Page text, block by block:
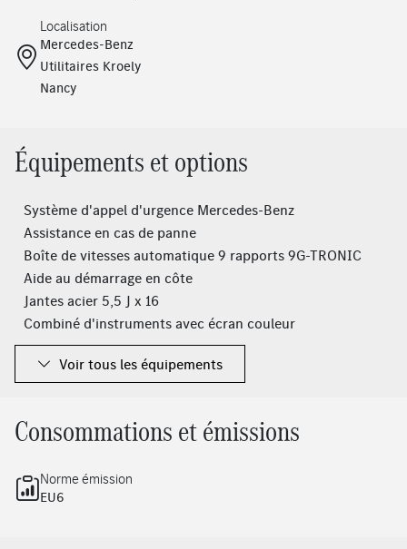
Localisation
Mercedes-Benz
Utilitaires Kroely
Nancy
Équipements et options
Système d'appel d'urgence Mercedes-Benz
Assistance en cas de panne
Boîte de vitesses automatique 9 rapports 9G-TRONIC
Aide au démarrage en côte
Jantes acier 5,5 J x 16
Combiné d'instruments avec écran couleur
Caméra conducteur
Homologation N1
Rapport de pont i = 3,923
Mercedes-Benz MobiloVan avec carnet de maintenance en
ligne et garantie anticorrosion
Voir tous les équipements
Consommations et émissions
Norme émission
EU6